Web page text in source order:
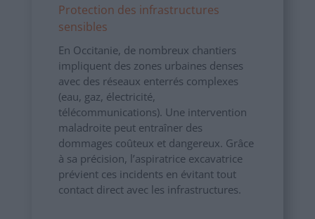
Protection des infrastructures
sensibles
En Occitanie, de nombreux chantiers
impliquent des zones urbaines denses
avec des réseaux enterrés complexes
(eau, gaz, électricité,
télécommunications). Une intervention
maladroite peut entraîner des
dommages coûteux et dangereux. Grâce
à sa précision, l’aspiratrice excavatrice
prévient ces incidents en évitant tout
contact direct avec les infrastructures.